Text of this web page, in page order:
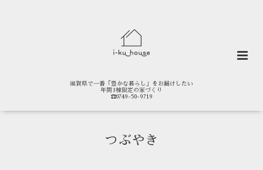
滋賀県で一番「豊かな暮らし」をお届けしたい
年間3棟限定の家づくり
☎0749-50-9719
つぶやき